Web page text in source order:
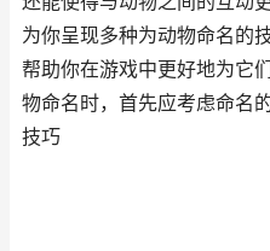
为你呈现多种为动物命名的
帮助你在游戏中更好地为它
物命名时，首先应考虑命名
技巧